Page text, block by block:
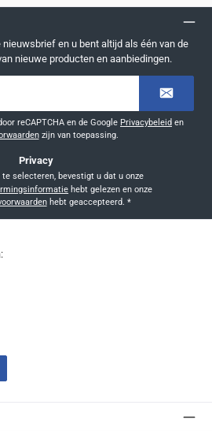
nieuwsbrief en u bent altijd als één van de
nieuwe producten en aanbiedingen.
reCAPTCHA en de Google Privacybeleid en
zijn van toepassing.
Privacy
Door doorgaan te selecteren, bevestigt u dat u onze
hebt geaccepteerd. *